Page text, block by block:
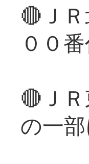
🔴Ｊ
００
🔴Ｊ
の一